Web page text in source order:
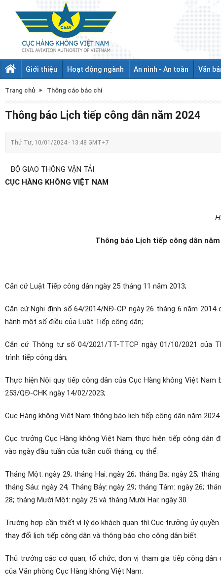
Giới thiệu Hoạt động ngành An ninh - An toàn Văn
Trang chủ Thông cáo báo chí
Thông báo Lịch tiếp công dân năm 2024
Thứ Tư, 10/01/2024 - 13:48 GMT+7
BỘ GIAO THÔNG VẬN TẢI
CỤC HÀNG KHÔNG VIỆT NAM
Thông báo Lịch tiếp công dân
Căn cứ Luật Tiếp công dân ngày 25 tháng 11 năm 2013;
Căn cứ Nghị định số 64/2014/NĐ-CP ngày 26 tháng 6 năm 2014
hành một số điều của Luật Tiếp công dân;
Căn cứ Thông tư số 04/2021/TT-TTCP ngày 01/10/2021 của
trình tiếp công dân;
Thực hiện Nội quy tiếp công dân của Cục Hàng không Việt Nam
253/QĐ-CHK ngày 14/02/2023;
Cục Hàng không Việt Nam thông báo lịch tiếp công dân năm
Cục trưởng Cục Hàng không Việt Nam thực hiện tiếp công dân
vào ngày đầu tuần của tuần cuối tháng, cụ thể:
Tháng Một: ngày 29; tháng Hai: ngày 26; tháng Ba: ngày 25;
tháng Sáu: ngày 24; Tháng Bảy: ngày 29; tháng Tám: ngày 26;
28; tháng Mười Một: ngày 25 và tháng Mười Hai: ngày 30.
Trường hợp cần thiết vì lý do khách quan thì Cục trưởng ủy
thay đổi lịch tiếp công dân và thông báo cho công dân biết.
Thủ trưởng các cơ quan, tổ chức, đơn vị tham gia tiếp công
của Văn phòng Cục Hàng không Việt Nam.